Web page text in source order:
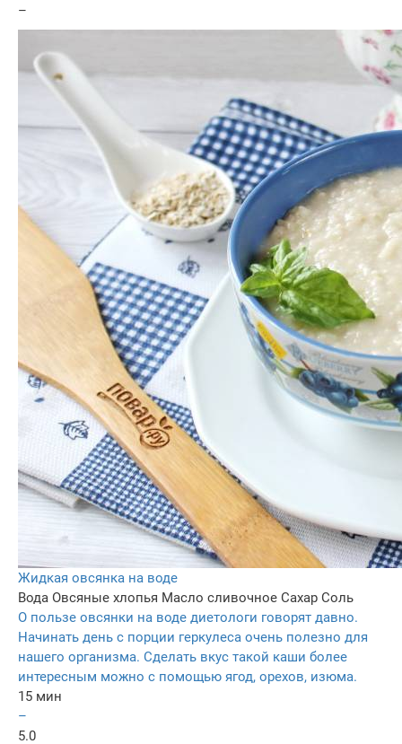
–
Жидкая овсянка на воде
Вода Овсяные хлопья Масло сливочное Сахар Соль
О пользе овсянки на воде диетологи говорят давно.
Начинать день с порции геркулеса очень полезно для
нашего организма. Сделать вкус такой каши более
интересным можно с помощью ягод, орехов, изюма.
15 мин
–
5.0